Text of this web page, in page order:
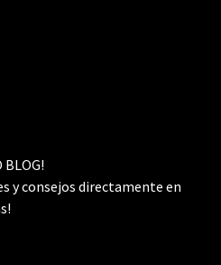
BLOG!
y consejos directamente en